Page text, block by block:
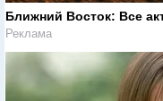
Ближний Восток: Все
Реклама